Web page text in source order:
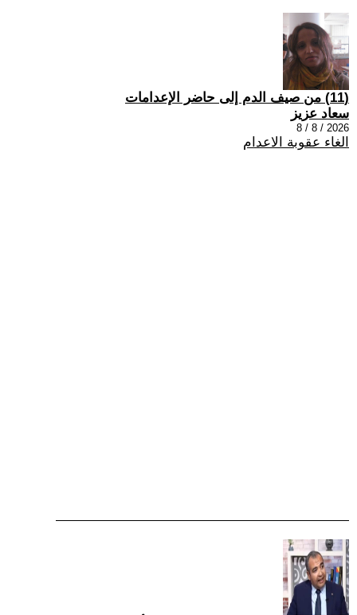
(11) من صيف الدم إلى حاضر الإعدامات
سعاد عزيز
2026 / 8 / 8
الغاء عقوبة الاعدام